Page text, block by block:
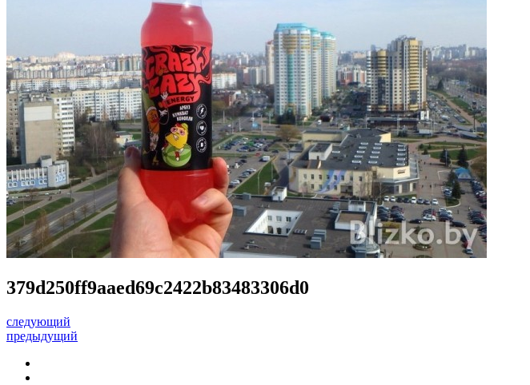
379d250ff9aaed69c2422b83483306d0
следующий
предыдущий